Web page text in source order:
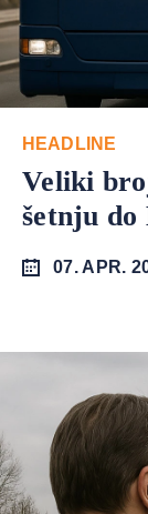
HEADLINE
Veliki
šetnju do
07. APR.